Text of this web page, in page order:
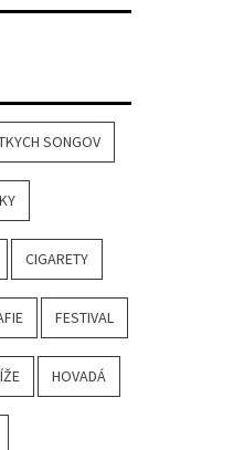
SONGOV
CIGARETY
FESTIVAL
HOVADÁ